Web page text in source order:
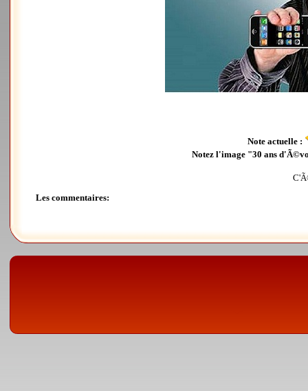
Note actuelle :
Notez l'image "30 ans
Les commentaires: